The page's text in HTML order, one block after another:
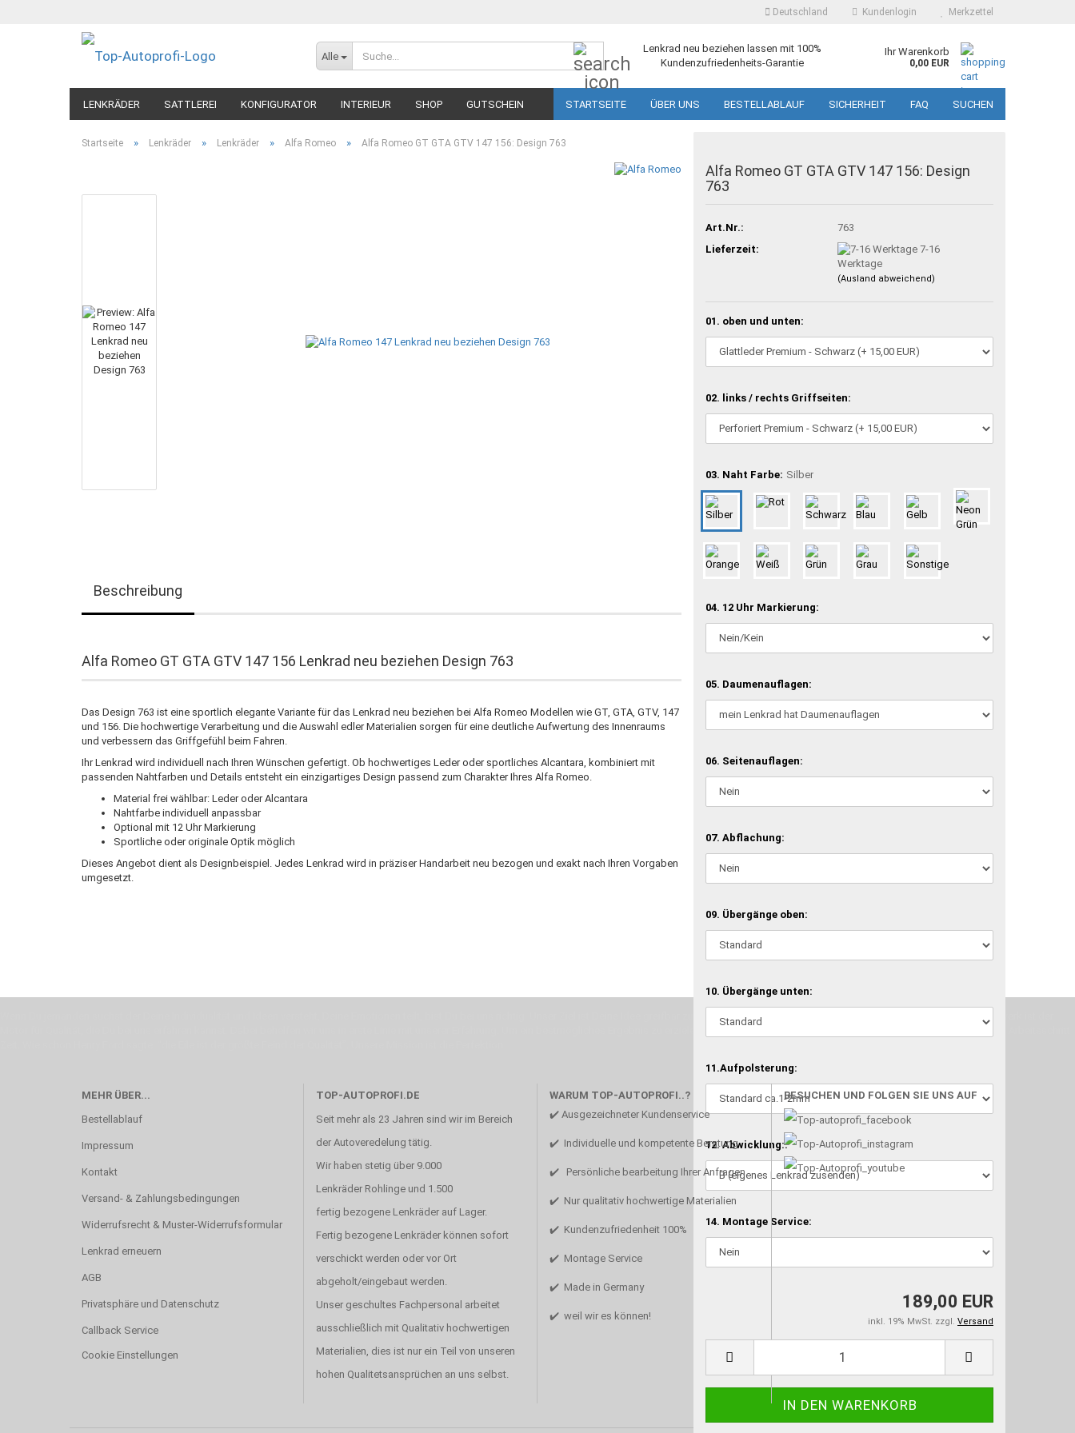
Deutschland Kundenlogin Merkzettel
Alle
Lenkrad neu beziehen lassen mit 100%
Kundenzufriedenheits-Garantie
Ihr Warenkorb
0,00 EUR
LENKRÄDER SATTLEREI KONFIGURATOR INTERIEUR SHOP GUTSCHEIN STARTSEITE ÜBER UNS BESTELLABLAUF SICHERHEIT FAQ SUCHEN
Startseite » Lenkräder » Lenkräder » Alfa Romeo » Alfa Romeo GT GTA GTV 147 156: Design 763
Alfa Romeo GT GTA GTV 147 156: Design
763
Art.Nr.:
763
Lieferzeit:
7-16
Werktage
(Ausland abweichend)
01. oben und unten:
02. links / rechts Griffseiten:
03. Naht Farbe: Silber
04. 12 Uhr Markierung:
05. Daumenauflagen:
06. Seitenauflagen:
07. Abflachung:
09. Übergänge oben:
10. Übergänge unten:
11.Aufpolsterung:
12. Abwicklung::
14. Montage Service:
189,00 EUR
inkl. 19% MwSt. zzgl. Versand
Beschreibung
Alfa Romeo GT GTA GTV 147 156 Lenkrad neu beziehen Design 763
Das Design 763 ist eine sportlich elegante Variante für das Lenkrad neu beziehen bei Alfa Romeo Modellen wie GT, GTA, GTV, 147
und 156. Die hochwertige Verarbeitung und die Auswahl edler Materialien sorgen für eine deutliche Aufwertung des Innenraums
und verbessern das Griffgefühl beim Fahren.
Ihr Lenkrad wird individuell nach Ihren Wünschen gefertigt. Ob hochwertiges Leder oder sportliches Alcantara, kombiniert mit
passenden Nahtfarben und Details entsteht ein einzigartiges Design passend zum Charakter Ihres Alfa Romeo.
Material frei wählbar: Leder oder Alcantara
Nahtfarbe individuell anpassbar
Optional mit 12 Uhr Markierung
Sportliche oder originale Optik möglich
Dieses Angebot dient als Designbeispiel. Jedes Lenkrad wird in präziser Handarbeit neu bezogen und exakt nach Ihren Vorgaben
umgesetzt.
Wenn Du jemanden suchst der Deine Individualität und Ideen versteht, Deine Emotionen teilt, bist Du bei uns richtig. Unser Ziel ist Deine Idee greifbar zu machen und Deine Vorstellung in die Tat umzusetzen. Unser Handwerk ist der
MEHR ÜBER...
Bestellablauf
Impressum
Kontakt
Versand- & Zahlungsbedingungen
Widerrufsrecht & Muster-Widerrufsformular
Lenkrad erneuern
AGB
Privatsphäre und Datenschutz
Callback Service
Cookie Einstellungen
TOP-AUTOPROFI.DE
Seit mehr als 23 Jahren sind wir im Bereich
der Autoveredelung tätig.
Wir haben stetig über 9.000
Lenkräder Rohlinge und 1.500
fertig bezogene Lenkräder auf Lager.
Fertig bezogene Lenkräder können sofort
verschickt werden oder vor Ort
abgeholt/eingebaut werden.
Unser geschultes Fachpersonal arbeitet
ausschließlich mit Qualitativ hochwertigen
Materialien, dies ist nur ein Teil von unseren
hohen Qualitetsansprüchen an uns selbst.
WARUM TOP-AUTOPROFI..?
✔️ Ausgezeichneter Kundenservice
✔️ Individuelle und kompetente Beratung
✔️ Persönliche bearbeitung Ihrer Anfragen
✔️ Nur qualitativ hochwertige Materialien
✔️ Kundenzufriedenheit 100%
✔️ Montage Service
✔️ Made in Germany
✔️ weil wir es können!
BESUCHEN UND FOLGEN SIE UNS AUF